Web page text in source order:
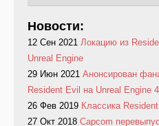
Новости:
12 Сен 2021 Локацию из
Unreal Engine
29 Июн 2021 Анонсирован
Resident Evil на Unreal Engine 4
26 Фев 2019 Классика
27 Окт 2018 Capcom